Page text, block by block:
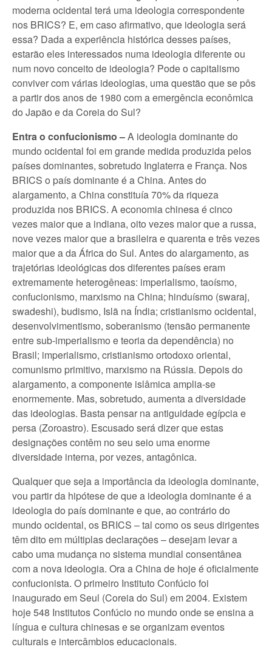
moderna ocidental terá uma ideologia correspondente
nos BRICS? E, em caso afirmativo, que ideologia será
essa? Dada a experiência histórica desses países,
estarão eles interessados numa ideologia diferente ou
num novo conceito de ideologia? Pode o capitalismo
conviver com várias ideologias, uma questão que se pôs
a partir dos anos de 1980 com a emergência econômica
do Japão e da Coreia do Sul?
Entra o confucionismo –A ideologia dominante do
mundo ocidental foi em grande medida produzida pelos
países dominantes, sobretudo Inglaterra e França. Nos
BRICS o país dominante é a China. Antes do
alargamento, a China constituía 70% da riqueza
produzida nos BRICS. A economia chinesa é cinco
vezes maior que a indiana, oito vezes maior que a russa,
nove vezes maior que a brasileira e quarenta e três vezes
maior que a da África do Sul. Antes do alargamento, as
trajetórias ideológicas dos diferentes países eram
extremamente heterogêneas: imperialismo, taoísmo,
confucionismo, marxismo na China; hinduísmo (swaraj,
swadeshi), budismo, Islã na Índia; cristianismo ocidental,
desenvolvimentismo, soberanismo (tensão permanente
entre sub-imperialismo e teoria da dependência) no
Brasil; imperialismo, cristianismo ortodoxo oriental,
comunismo primitivo, marxismo na Rússia. Depois do
alargamento, a componente islâmica amplia-se
enormemente. Mas, sobretudo, aumenta a diversidade
das ideologias. Basta pensar na antiguidade egípcia e
persa (Zoroastro). Escusado será dizer que estas
designações contêm no seu seio uma enorme
diversidade interna, por vezes, antagônica.
Qualquer que seja a importância da ideologia dominante,
vou partir da hipótese de que a ideologia dominante é a
ideologia do país dominante e que, ao contrário do
mundo ocidental, os BRICS – tal como os seus dirigentes
têm dito em múltiplas declarações – desejam levar a
cabo uma mudança no sistema mundial consentânea
com a nova ideologia. Ora a China de hoje é oficialmente
confucionista. O primeiro Instituto Confúcio foi
inaugurado em Seul (Coreia do Sul) em 2004. Existem
hoje 548 Institutos Confúcio no mundo onde se ensina a
língua e cultura chinesas e se organizam eventos
culturais e intercâmbios educacionais.